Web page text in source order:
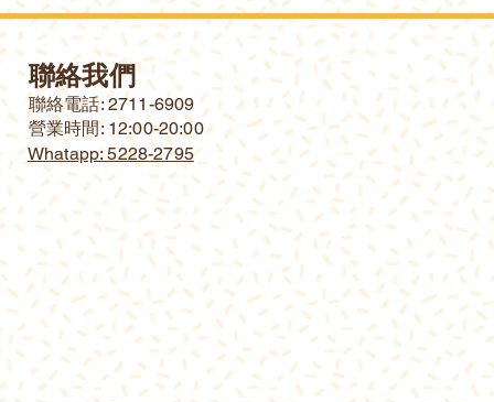
聯絡我們
​聯絡電話: 2711-6909
營業時間: 12:00-20:00
Whatapp: 5228-2795